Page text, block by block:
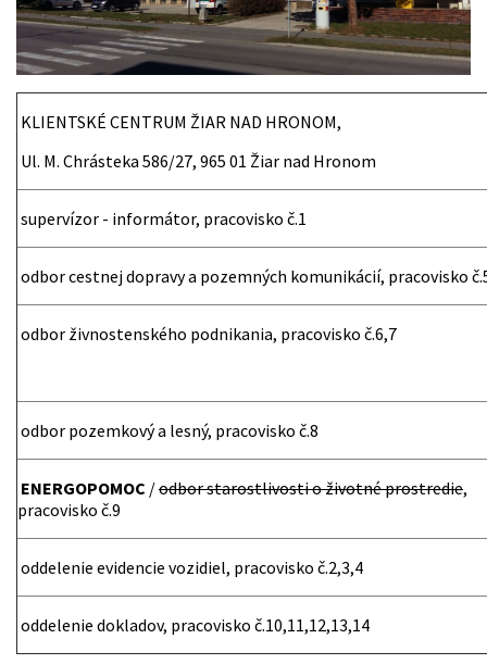
KLIENTSKÉ CENTRUM ŽIAR NAD HRONOM,
Ul. M. Chrásteka 586/27, 965 01 Žiar nad Hronom
supervízor - informátor, pracovisko č.1
odbor cestnej dopravy a pozemných komunikácií, pracovisko
odbor živnostenského podnikania, pracovisko č.6,7
odbor pozemkový a lesný, pracovisko č.8
ENERGOPOMOC /odbor starostlivosti o životné prostredie,
pracovisko č.9
oddelenie evidencie vozidiel, pracovisko č.2,3,4
oddelenie dokladov, pracovisko č.10,11,12,13,14